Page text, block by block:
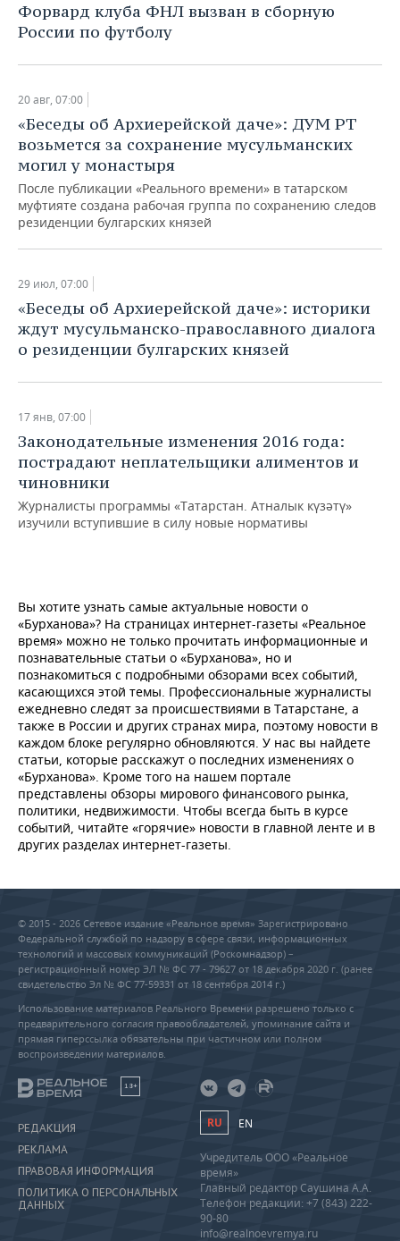
Форвард клуба ФНЛ вызван в сборную
России по футболу
20 авг, 07:00
«Беседы об Архиерейской даче»: ДУМ РТ
возьмется за сохранение мусульманских
могил у монастыря
После публикации «Реального времени» в татарском
муфтияте создана рабочая группа по сохранению следов
резиденции булгарских князей
29 июл, 07:00
«Беседы об Архиерейской даче»: историки
ждут мусульманско-православного диалога
о резиденции булгарских князей
17 янв, 07:00
Законодательные изменения 2016 года:
пострадают неплательщики алиментов и
чиновники
Журналисты программы «Татарстан. Атналык күзәтү»
изучили вступившие в силу новые нормативы
Вы хотите узнать самые актуальные новости о
«Бурханова»? На страницах интернет-газеты «Реальное
время» можно не только прочитать информационные и
познавательные статьи о «Бурханова», но и
познакомиться с подробными обзорами всех событий,
касающихся этой темы. Профессиональные журналисты
ежедневно следят за происшествиями в Татарстане, а
также в России и других странах мира, поэтому новости в
каждом блоке регулярно обновляются. У нас вы найдете
статьи, которые расскажут о последних изменениях о
«Бурханова». Кроме того на нашем портале
представлены обзоры мирового финансового рынка,
политики, недвижимости. Чтобы всегда быть в курсе
событий, читайте «горячие» новости в главной ленте и в
других разделах интернет-газеты.
© 2015 - 2026 Сетевое издание «Реальное время» Зарегистрировано
Федеральной службой по надзору в сфере связи, информационных
технологий и массовых коммуникаций (Роскомнадзор) –
регистрационный номер ЭЛ № ФС 77 - 79627 от 18 декабря 2020 г. (ранее
свидетельство Эл № ФС 77-59331 от 18 сентября 2014 г.)
Использование материалов Реального Времени разрешено только с
предварительного согласия правообладателей, упоминание сайта и
прямая гиперссылка обязательны при частичном или полном
воспроизведении материалов.
18+
РЕДАКЦИЯ
РЕКЛАМА
ПРАВОВАЯ ИНФОРМАЦИЯ
ПОЛИТИКА О ПЕРСОНАЛЬНЫХ
ДАННЫХ
RU EN
Учредитель ООО «Реальное
время»
Главный редактор Саушина А.А.
Телефон редакции: +7 (843) 222-
90-80
info@realnoevremya.ru